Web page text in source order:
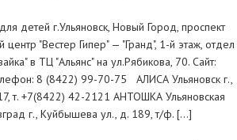
детей г.Ульяновск, Новый Город, проспект
центр "Вестер Гипер" — "Гранд", 1-й этаж, отдел
в ТЦ "Альянс" на ул.Рябикова, 70. Сайт:
8 (8422) 99-70-75 АЛИСА Ульяновск г.,
т. +7(8422) 42-2121 АНТОШКА Ульяновская
г., Куйбышева ул., д. 189, т/ф. […]